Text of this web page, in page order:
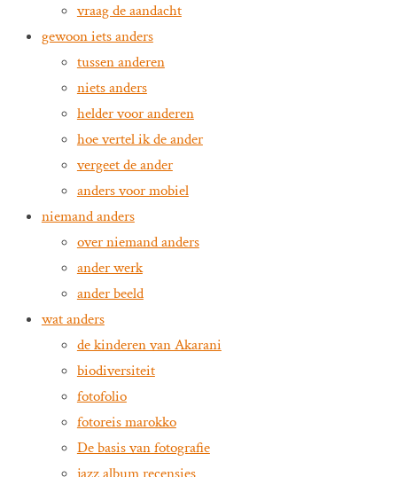
vraag de aandacht
gewoon iets anders
tussen anderen
niets anders
helder voor anderen
hoe vertel ik de ander
vergeet de ander
anders voor mobiel
niemand anders
over niemand anders
ander werk
ander beeld
wat anders
de kinderen van Akarani
biodiversiteit
fotofolio
fotoreis marokko
De basis van fotografie